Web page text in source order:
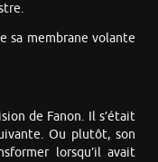
sa membrane volante
de Fanon. Il s’était
Ou plutôt, son
lorsqu’il avait